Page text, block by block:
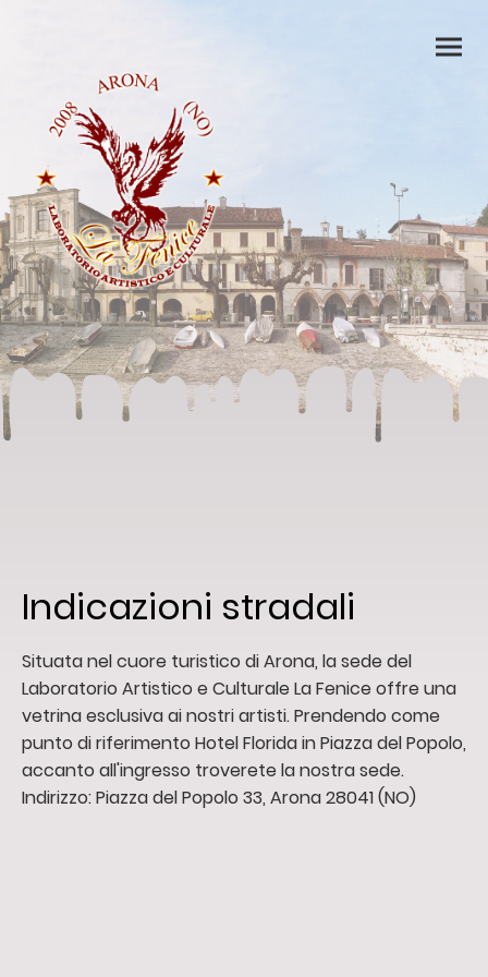
Indicazioni stradali
Situata nel cuore turistico di Arona, la sede del
Laboratorio Artistico e Culturale La Fenice offre una
vetrina esclusiva ai nostri artisti. Prendendo come
punto di riferimento Hotel Florida in Piazza del Popolo,
accanto all'ingresso troverete la nostra sede.
Indirizzo: Piazza del Popolo 33, Arona 28041 (NO)